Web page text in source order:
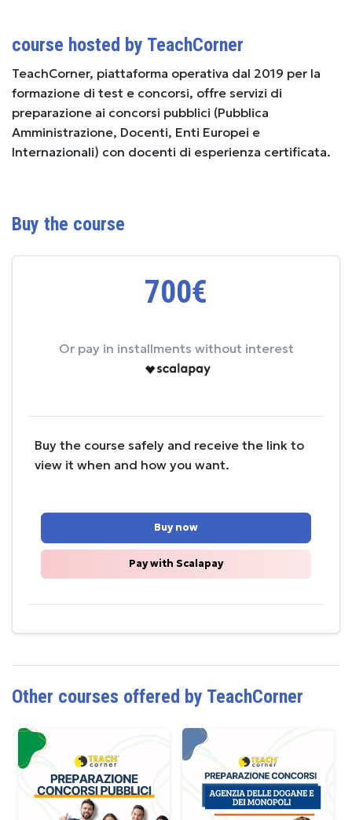
course hosted by TeachCorner
TeachCorner, piattaforma operativa dal 2019 per la
formazione di test e concorsi, offre servizi di
preparazione ai concorsi pubblici (Pubblica
Amministrazione, Docenti, Enti Europei e
Internazionali) con docenti di esperienza certificata.
Buy the course
700€
Or pay in installments without interest
Buy the course safely and receive the link to
view it when and how you want.
Buy now
Pay with Scalapay
Other courses offered by TeachCorner